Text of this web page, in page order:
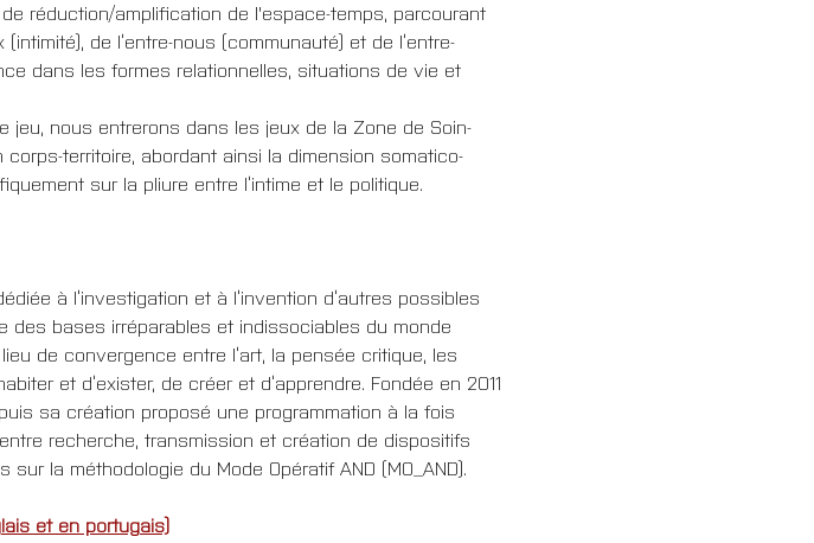
réduction/amplification de l'espace-temps, parcourant
de l’entre-nous (communauté) et de l’entre-
dans les formes relationnelles, situations de vie et
jeu, nous entrerons dans les jeux de la Zone de Soin-
territoire, abordant ainsi la dimension somatico-
sur la pliure entre l’intime et le politique.
à l’investigation et à l’invention d’autres possibles
des bases irréparables et indissociables du monde
de convergence entre l’art, la pensée critique, les
et d’exister, de créer et d’apprendre. Fondée en 2011
sa création proposé une programmation à la fois
recherche, transmission et création de dispositifs
la méthodologie du Mode Opératif AND (MO_AND).
et en portugais)